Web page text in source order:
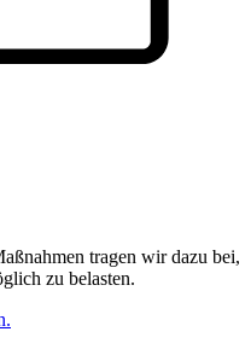
tragen wir dazu bei,
zu belasten.